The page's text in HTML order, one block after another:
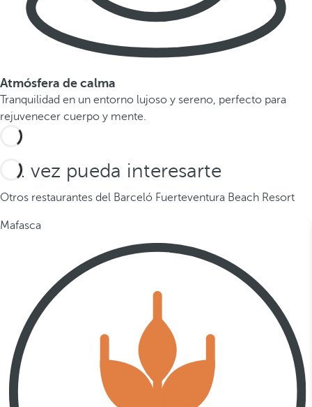
Atmósfera de calma
Tranquilidad en un entorno lujoso y sereno, perfecto para
rejuvenecer cuerpo y mente.
Tal vez pueda interesarte
Otros restaurantes del Barceló Fuerteventura Beach Resort
Mafasca